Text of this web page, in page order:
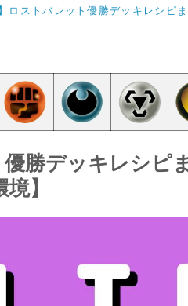
ロストバレット優勝デッキレシピ
勝デッキレシピ
】